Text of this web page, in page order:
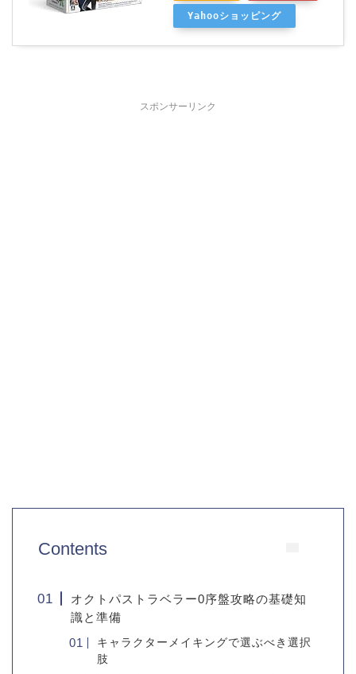
Yahooショッピング
スポンサーリンク
Contents
オクトパストラベラー0序盤攻略の基礎知
識と準備
キャラクターメイキングで選ぶべき選択
肢